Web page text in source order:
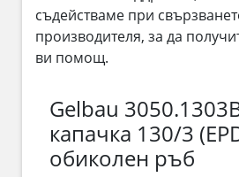
съдействаме при
производителя, за да
ви помощ.
Gelbau
капачка 130/3
обиколен ръб